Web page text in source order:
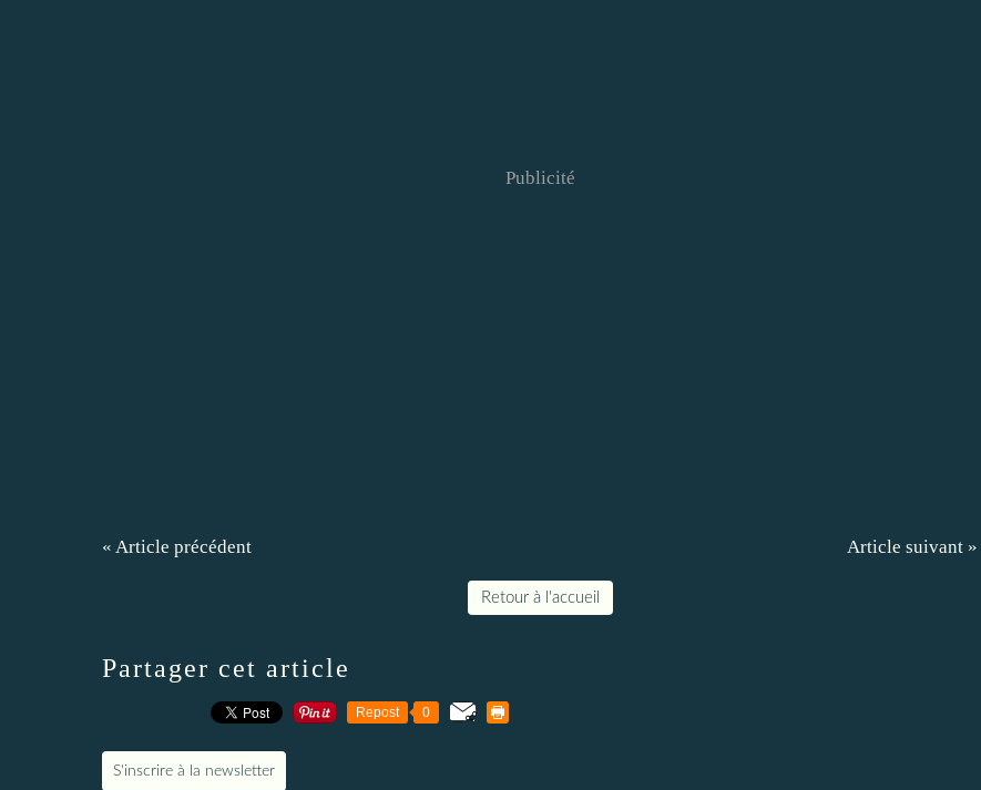
Publicité
« Article précédent Article suivant »
Retour à l'accueil
Partager cet article
Repost 0
S'inscrire à la newsletter